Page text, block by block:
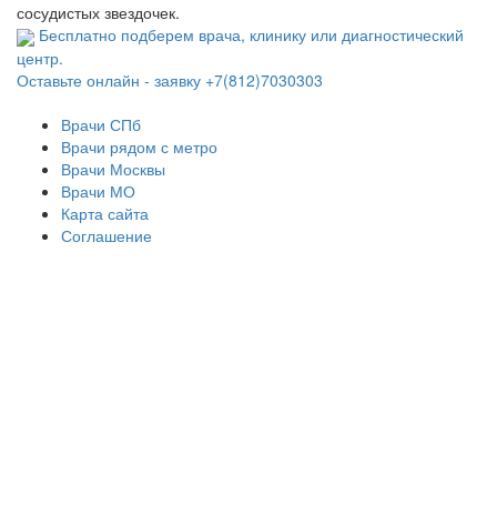
сосудистых звездочек.
Бесплатно подберем врача, клинику или диагностический
центр.
Оставьте онлайн - заявку +7(812)7030303
Врачи СПб
Врачи рядом с метро
Врачи Москвы
Врачи МО
Карта сайта
Соглашение